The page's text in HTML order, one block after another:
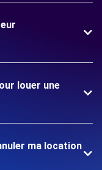
louer une
ma location